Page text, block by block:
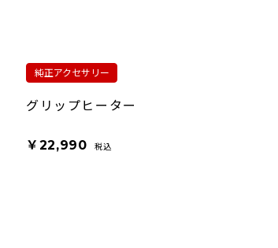
純正アクセサリー
グリップヒーター
￥22,990 税込